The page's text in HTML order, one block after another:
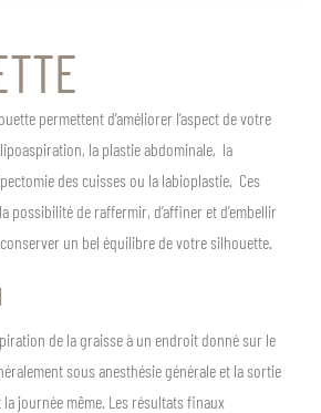
permettent d’améliorer l’aspect de votre
la plastie abdominale, la
des cuisses ou la labioplastie. Ces
possibilité de raffermir, d’affiner et d’embellir
un bel équilibre de votre silhouette.
de la graisse à un endroit donné sur le
sous anesthésie générale et la sortie
la journée même. Les résultats finaux